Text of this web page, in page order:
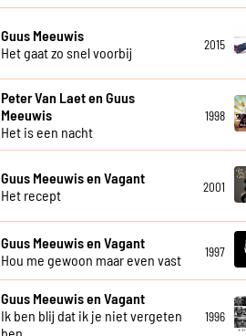
Guus Meeuwis
Het gaat zo snel voorbij
2015
Peter Van Laet en Guus
Meeuwis
Het is een nacht
1998
Guus Meeuwis en Vagant
Het recept
2001
Guus Meeuwis en Vagant
Hou me gewoon maar even vast
1997
Guus Meeuwis en Vagant
Ik ben blij dat ik je niet vergeten
1996